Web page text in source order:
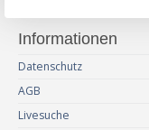
Informationen
Datenschutz
AGB
Livesuche